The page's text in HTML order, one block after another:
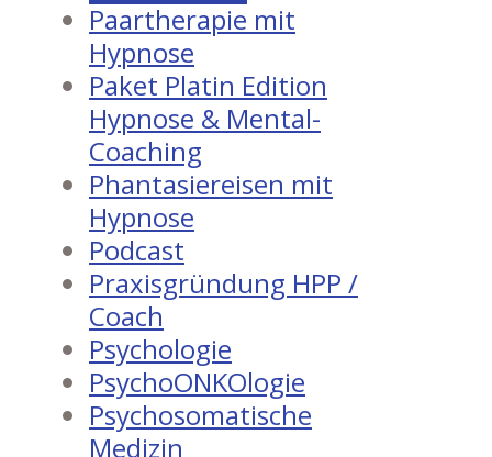
Paartherapie mit
Hypnose
Paket Platin Edition
Hypnose & Mental-
Coaching
Phantasiereisen mit
Hypnose
Podcast
Praxisgründung HPP /
Coach
Psychologie
PsychoONKOlogie
Psychosomatische
Medizin